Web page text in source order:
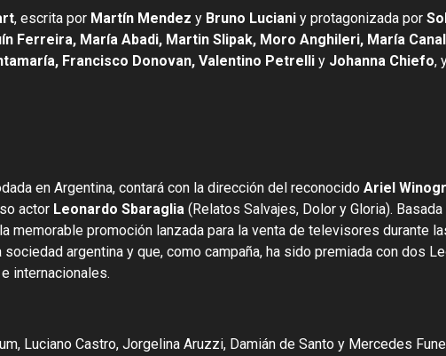
, escrita por Martín Mendez yBruno Lucianiy protagonizada por
Ferreira, María Abadi, Martin Slipak, Moro Anghileri, María
Francisco Donovan, Valentino Petrelli yJohanna Chiefo,
en Argentina, contará con la dirección del reconocidoAriel
actor Leonardo Sbaraglia (Relatos Salvajes, Dolor y Gloria).
memorable promoción lanzada para la venta de televisores durante
argentina y que, como campaña, ha sido premiada con dos
internacionales.
Luciano Castro, Jorgelina Aruzzi, Damián de Santo y Mercedes